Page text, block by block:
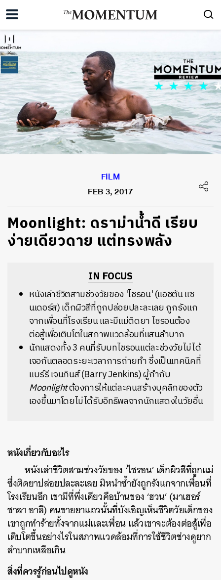
FILM
FEB 3, 2017
Moonlight: ดราม่าน้ำดี เรียบ
ง่ายเดียวดาย แต่ทรงพลัง
IN FOCUS
หนังเล่าชีวิตสามช่วงวัยของ 'ไชรอน' (แอชตัน แซ
นเดอร์ส) เด็กผิวสีที่ถูกปล่อยปละละเลย ถูกรังแก
จากเพื่อนที่โรงเรียน และมีแม่ติดยา ไชรอนต้อง
ต่อสู้เพื่อเติบโตในสภาพแวดล้อมที่แสนลำบาก
นักแสดงทั้ง 3 คนที่รับบทไชรอนแต่ละช่วงวัยไม่ได้
เจอกันตลอดระยะเวลาการถ่ายทำ ซึ่งเป็นเทคนิคที่
แบร์รี เจนกินส์ (Barry Jenkins) ผู้กำกับ
Moonlightต้องการให้แต่ละคนสร้างบุคลิกของตัว
เองขึ้นมาโดยไม่ได้รับอิทธิพลจากนักแสดงในวัยอื่น
หนังเกี่ยวกับอะไร
หนังเล่าชีวิตสามช่วงวัยของ ‘ไชรอน’ เด็กผิวสีที่ถูกแม่
ซึ่งติดยาปล่อยปละละเลย มิหนำซ้ำยังถูกรังแกจากเพื่อนที่
โรงเรียนอีก เขามีที่พึ่งเดียวคือบ้านของ ‘ฮวน’ (มาเฮอร์
ชาลา อาลี) คนขายยาแถวนั้นที่บังเอิญเห็นชีวิตวัยเด็กของ
เขาถูกทำร้ายทั้งจากแม่และเพื่อน แล้วเขาจะต้องต่อสู้เพื่อ
เติบโตขึ้นอย่างไรในสภาพแวดล้อมที่การใช้ชีวิตช่างดูยาก
ลำบากเหลือเกิน
สิ่งที่ควรรู้ก่อนไปดูหนัง